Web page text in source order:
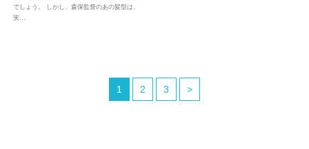
でしょう。 しかし、森保監督のあの髪型は、
実…
1 2 3 >